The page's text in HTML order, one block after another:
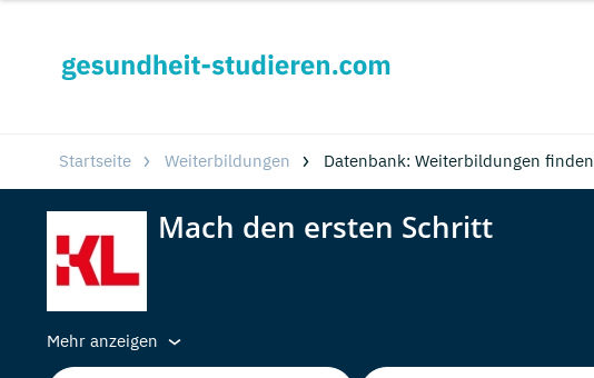
Startseite Weiterbildungen Datenbank: Weiterbildungen finden
Mehr anzeigen